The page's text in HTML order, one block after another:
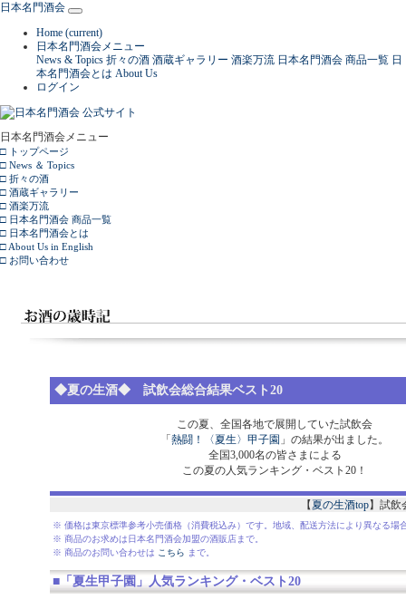
日本名門酒会
Home (current)
日本名門酒会メニュー
News & Topics 折々の酒 酒蔵ギャラリー 酒楽万流 日本名門酒会 商品一覧 日
本名門酒会とは About Us
ログイン
日本名門酒会メニュー
□ トップページ
□ News ＆ Topics
□ 折々の酒
□ 酒蔵ギャラリー
□ 酒楽万流
□ 日本名門酒会 商品一覧
□ 日本名門酒会とは
□ About Us in English
□ お問い合わせ
◆夏の生酒◆ 試飲会総合結果ベスト20
この夏、全国各地で展開していた試飲会
「 熱闘！〈夏生〉甲子園 」の結果が出ました。
全国3,000名の皆さまによる
この夏の人気ランキング・ベスト20！
【夏の生酒top】試飲
※ 価格は東京標準参考小売価格（消費税込み）です。地域、配送方法により異なる場
※ 商品のお求めは日本名門酒会加盟の酒販店まで。
※ 商品のお問い合わせは こちら まで。
■「夏生甲子園」人気ランキング・ベスト20